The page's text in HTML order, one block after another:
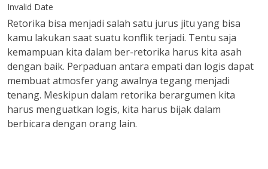
Invalid Date
Retorika bisa menjadi salah satu jurus jitu yang bisa
kamu lakukan saat suatu konflik terjadi. Tentu saja
kemampuan kita dalam ber-retorika harus kita asah
dengan baik. Perpaduan antara empati dan logis dapat
membuat atmosfer yang awalnya tegang menjadi
tenang. Meskipun dalam retorika berargumen kita
harus menguatkan logis, kita harus bijak dalam
berbicara dengan orang lain.